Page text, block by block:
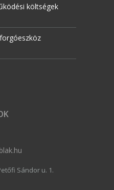
költségek
Sándor u. 1.